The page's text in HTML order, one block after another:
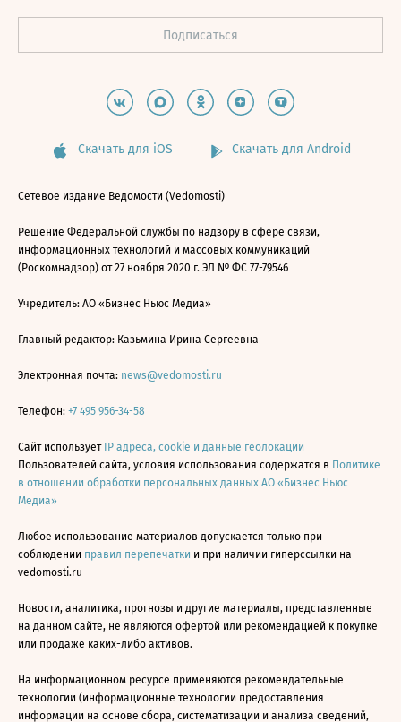
Скачать для iOS Скачать для Android
Сетевое издание Ведомости (Vedomosti)
Решение Федеральной службы по надзору в сфере связи,
информационных технологий и массовых коммуникаций
(Роскомнадзор) от 27 ноября 2020 г. ЭЛ № ФС 77-79546
Учредитель: АО «Бизнес Ньюс Медиа»
Главный редактор: Казьмина Ирина Сергеевна
Электронная почта: news@vedomosti.ru
Телефон: +7 495 956-34-58
Сайт использует IP адреса, cookie и данные геолокации
Пользователей сайта, условия использования содержатся в Политике
в отношении обработки персональных данных АО «Бизнес Ньюс
Медиа»
Любое использование материалов допускается только при
соблюдении правил перепечатки и при наличии гиперссылки на
vedomosti.ru
Новости, аналитика, прогнозы и другие материалы, представленные
на данном сайте, не являются офертой или рекомендацией к покупке
или продаже каких-либо активов.
На информационном ресурсе применяются рекомендательные
технологии (информационные технологии предоставления
информации на основе сбора, систематизации и анализа сведений,